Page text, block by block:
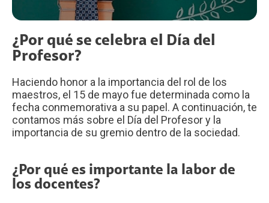
¿Por qué se celebra el Día del
Profesor?
Haciendo honor a la importancia del rol de los
maestros, el 15 de mayo fue determinada como la
fecha conmemorativa a su papel. A continuación, te
contamos más sobre el Día del Profesor y la
importancia de su gremio dentro de la sociedad.
¿Por qué es importante la labor de
los docentes?